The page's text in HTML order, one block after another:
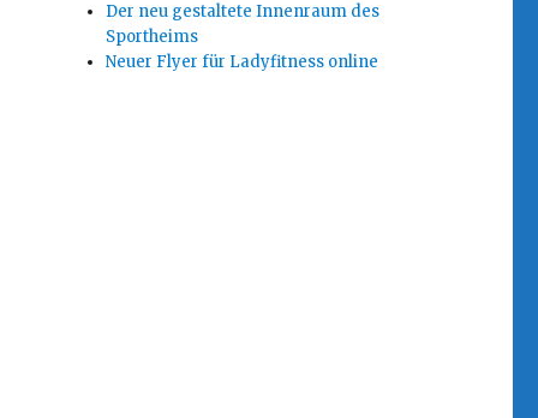
Der neu gestaltete Innenraum des
Sportheims
Neuer Flyer für Ladyfitness online